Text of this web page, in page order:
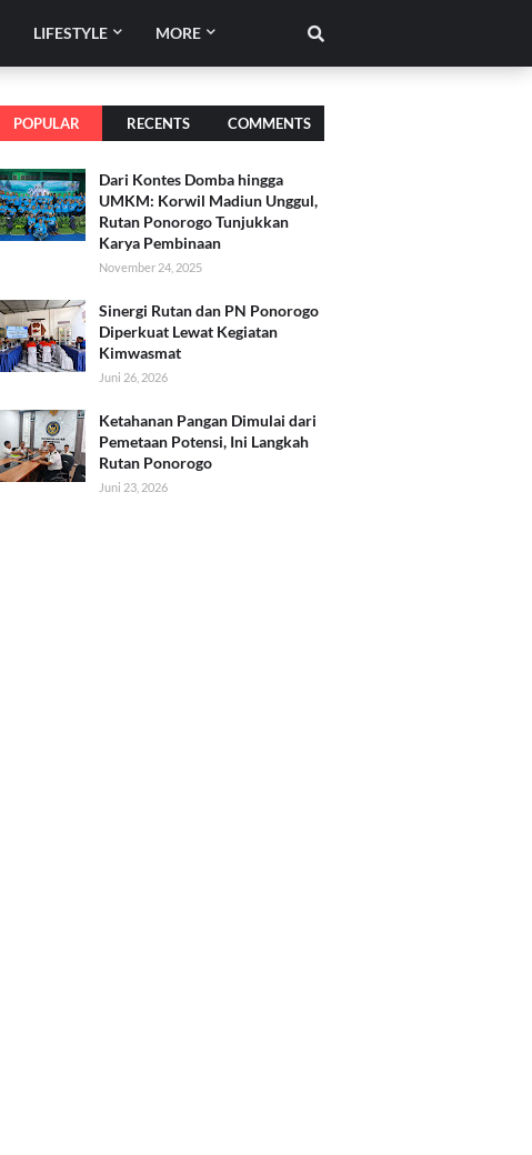
LIFESTYLE MORE
POPULAR RECENTS COMMENTS
Dari Kontes Domba hingga
UMKM: Korwil Madiun Unggul,
Rutan Ponorogo Tunjukkan
Karya Pembinaan
November 24, 2025
Sinergi Rutan dan PN Ponorogo
Diperkuat Lewat Kegiatan
Kimwasmat
Juni 26, 2026
Ketahanan Pangan Dimulai dari
Pemetaan Potensi, Ini Langkah
Rutan Ponorogo
Juni 23, 2026